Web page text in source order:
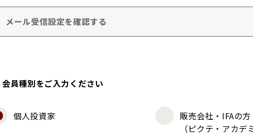
メール受信設定を確認する
会員種別をご入力ください
個人投資家
販売会社・IFAの方
（ピクテ・アカデ